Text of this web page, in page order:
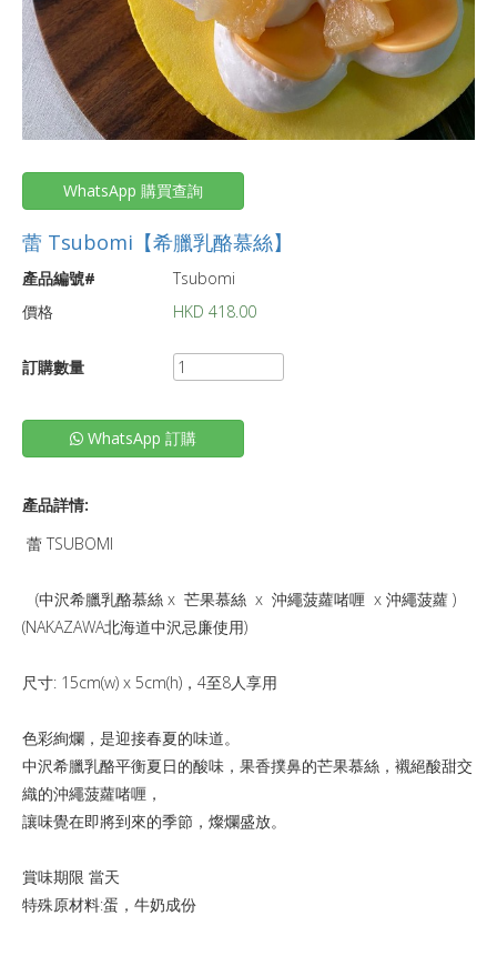
WhatsApp 購買查詢
蕾 Tsubomi【希臘乳酪慕絲】
產品編號#
Tsubomi
價格
HKD 418.00
訂購數量
WhatsApp 訂購
產品詳情:
蕾 TSUBOMI
(中沢希臘乳酪慕絲 x 芒果慕絲 x 沖繩菠蘿啫喱 x 沖繩菠蘿 )
(NAKAZAWA北海道中沢忌廉使用)
尺寸: 15cm(w) x 5cm(h)，4至8人享用
色彩絢爛，是迎接春夏的味道。
中沢希臘乳酪平衡夏日的酸味，果香撲鼻的芒果慕絲，襯絕酸甜交
織的沖繩菠蘿啫喱，
讓味覺在即將到來的季節，燦爛盛放。
賞味期限 當天
特殊原材料:蛋，牛奶成份